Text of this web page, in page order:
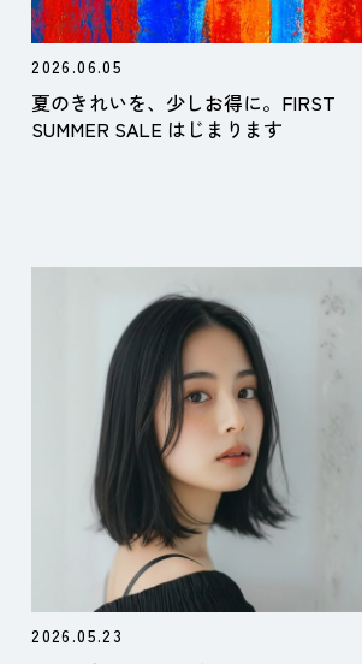
2026.06.05
夏のきれいを、少しお得に。FIRST
SUMMER SALE はじまります
2026.05.23